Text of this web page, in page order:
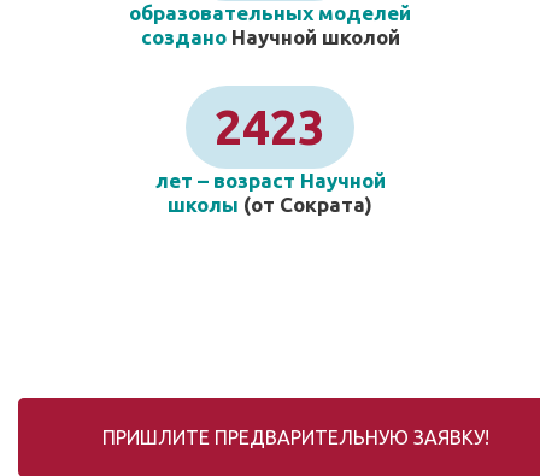
образовательных моделей
создано Научной школой
2423
лет – возраст Научной
школы (от Сократа)
ПРИШЛИТЕ ПРЕДВАРИТЕЛЬНУЮ ЗАЯВКУ!